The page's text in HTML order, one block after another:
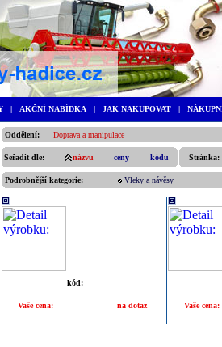
| AKČNÍ NABÍDKA | JAK NAKUPOVAT |
Oddělení: Doprava a manipulace
Seřadit dle: názvu ceny kódu Stránka:
Podrobnější kategorie: Vleky a návěsy
kód:
Vaše cena: na dotaz Vaše cena: